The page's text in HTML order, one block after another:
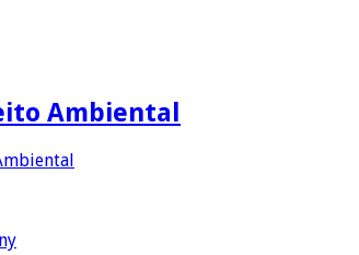
Ambiental